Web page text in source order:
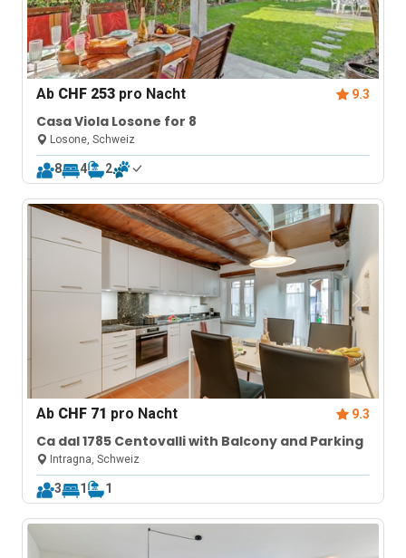
Ab CHF 253 pro Nacht 9.3
Casa Viola Losone for 8
Losone, Schweiz
8 4 2
Ab CHF 71 pro Nacht 9.3
Ca dal 1785 Centovalli with Balcony and Parking
Intragna, Schweiz
3 1 1